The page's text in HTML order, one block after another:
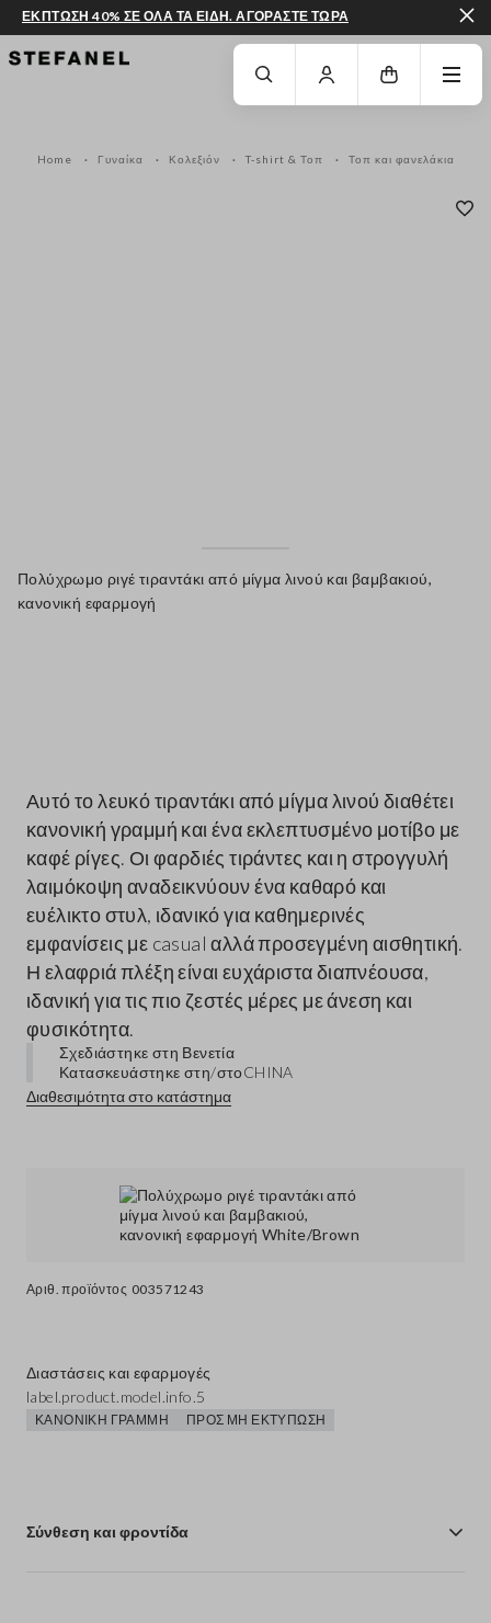
ΜΕΤΆΒΑΣΗ ΣΤΟ ΚΎΡΙΟ ΠΕΡΙΕΧΌΜΕΝΟΚΑΤΕΒΕΊΤΕ ΣΤΟ ΚΆΤΩ ΜΈΡΟΣ
ΕΚΠΤΩΣΗ 40% ΣΕ ΟΛΑ ΤΑ ΕΙΔΗ. ΑΓΟΡΑΣΤΕ ΤΩΡΑ
Home Γυναίκα Κολεξιόν T-shirt & Τοπ Τοπ και φανελάκια
Πολύχρωμο ριγέ τιραντάκι από μίγμα λινού και βαμβακιού,
κανονική εφαρμογή
Αριθ. προϊόντος 003571243
Αυτό το λευκό τιραντάκι από μίγμα λινού διαθέτει
κανονική γραμμή και ένα εκλεπτυσμένο μοτίβο με
καφέ ρίγες. Οι φαρδιές τιράντες και η στρογγυλή
λαιμόκοψη αναδεικνύουν ένα καθαρό και
ευέλικτο στυλ, ιδανικό για καθημερινές
εμφανίσεις με casual αλλά προσεγμένη αισθητική.
Η ελαφριά πλέξη είναι ευχάριστα διαπνέουσα,
ιδανική για τις πιο ζεστές μέρες με άνεση και
φυσικότητα.
Σχεδιάστηκε στη Βενετία
Κατασκευάστηκε στη/στοCHINA
Διαθεσιμότητα στο κατάστημα
Διαστάσεις και εφαρμογές
label.product.model.info.5
ΚΑΝΟΝΙΚΉ ΓΡΑΜΜΉ ΠΡΟΣ ΜΗ ΕΚΤΎΠΩΣΗ
Σύνθεση και φροντίδα